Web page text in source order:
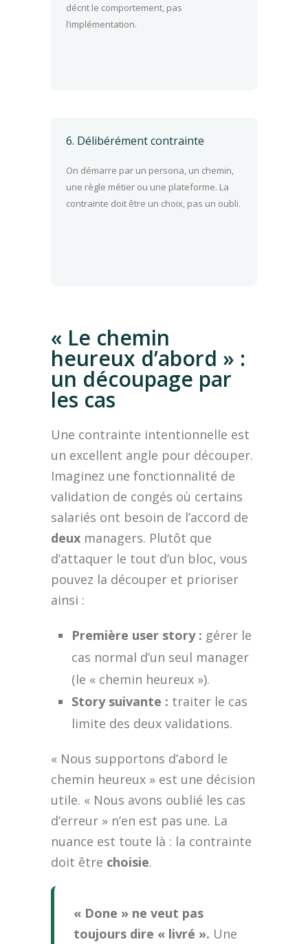
décrit le comportement, pas
l’implémentation.
6. Délibérément contrainte
On démarre par un persona, un chemin,
une règle métier ou une plateforme. La
contrainte doit être un choix, pas un oubli.
« Le chemin
heureux d’abord » :
un découpage par
les cas
Une contrainte intentionnelle est
un excellent angle pour découper.
Imaginez une fonctionnalité de
validation de congés où certains
salariés ont besoin de l’accord de
deux managers. Plutôt que
d’attaquer le tout d’un bloc, vous
pouvez la découper et prioriser
ainsi :
Première user story : gérer le
cas normal d’un seul manager
(le « chemin heureux »).
Story suivante : traiter le cas
limite des deux validations.
« Nous supportons d’abord le
chemin heureux » est une décision
utile. « Nous avons oublié les cas
d’erreur » n’en est pas une. La
nuance est toute là : la contrainte
doit être choisie.
« Done » ne veut pas
toujours dire « livré ». Une